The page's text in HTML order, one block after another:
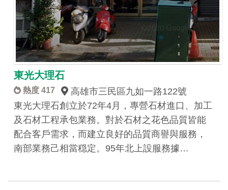
東光大理石
熱度 417
高雄市三民區九如一路122號
東光大理石創立於72年4月，專營石材進口、加工
及石材工程承包業務。對於石材之花色品質皆能
配合客戶需求，而建立良好的品質商譽與服務，
南部業務己相當穏定。95年北上設服務據…